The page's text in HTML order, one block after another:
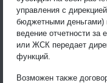
управления с
бюджетными деньгами)
ведение отчетности
или ЖСК передает
функций.
Возможен также